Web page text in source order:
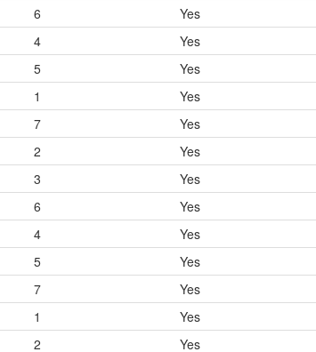
6 Yes
4 Yes
5 Yes
1 Yes
7 Yes
2 Yes
3 Yes
6 Yes
4 Yes
5 Yes
7 Yes
1 Yes
2 Yes